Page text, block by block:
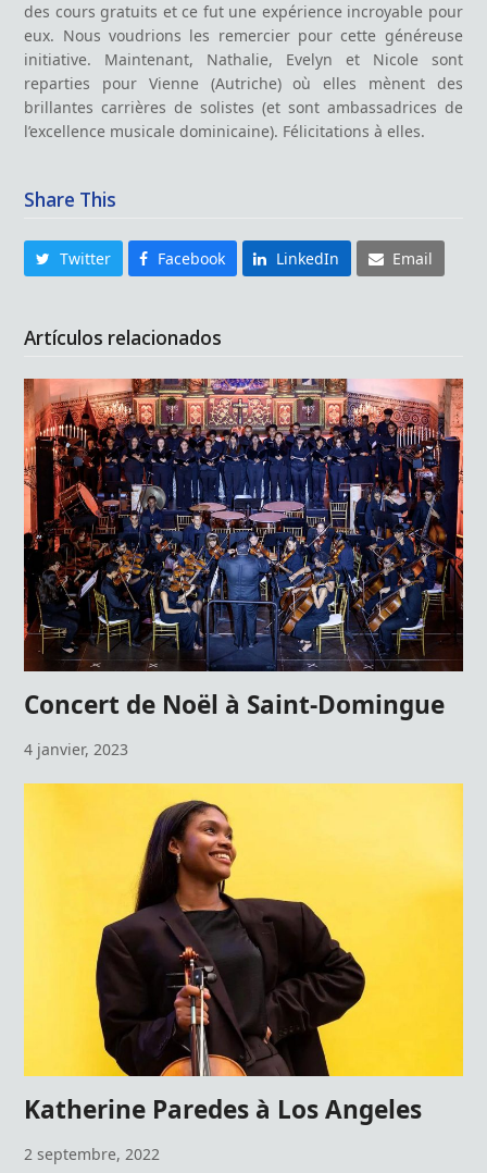
des cours gratuits et ce fut une expérience incroyable pour
eux. Nous voudrions les remercier pour cette généreuse
initiative. Maintenant, Nathalie, Evelyn et Nicole sont
reparties pour Vienne (Autriche) où elles mènent des
brillantes carrières de solistes (et sont ambassadrices de
l’excellence musicale dominicaine). Félicitations à elles.
Share This
Twitter Facebook LinkedIn Email
Artículos relacionados
Concert de Noël à Saint-Domingue
4 janvier, 2023
Katherine Paredes à Los Angeles
2 septembre, 2022